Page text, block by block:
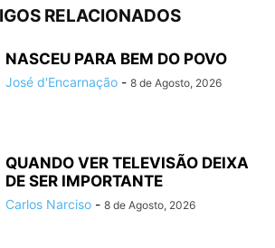
RELACIONADOS
NASCEU PARA BEM DO POVO
José d'Encarnação - 8 de Agosto, 2026
QUANDO VER TELEVISÃO DEIXA
DE SER IMPORTANTE
Carlos Narciso - 8 de Agosto, 2026